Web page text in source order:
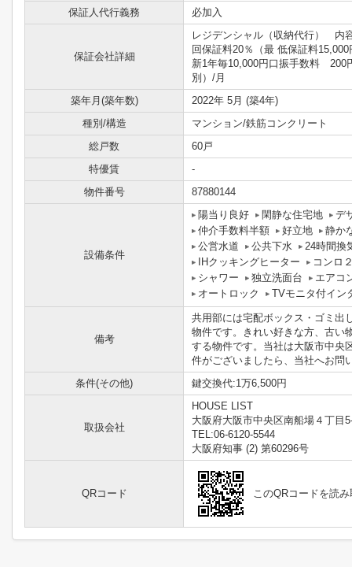
保証人代行義務 必加入
保証会社詳細
レジデンシャル（収納代行） 内
回保証料20％（最 低保証料15,000
新1年毎10,000円口振手数料 200
別）/月
築年月(築年数)
2022年 5月 (築4年)
種別/構造
マンション/鉄筋コンクリート
総戸数
60戸
特優賃
-
物件番号
87880144
設備条件
陽当り良好 閑静な住宅地
デ
仲介手数料半額
好立地
静か
公営水道
公共下水
24時間換
IHクッキングヒーター
コンロ
シャワー
独立洗面台
エアコ
オートロック
TVモニタ付イン
備考
共用部には宅配ボックス・ゴミ出
物件です。きれい好きな方、古い
する物件です。当社は大阪市中央
件がございましたら、当社へお問
条件(その他)
鍵交換代:1万6,500円
取扱会社
HOUSE LIST
大阪府大阪市中央区南船場４丁目
TEL:06-6120-5544
大阪府知事 (2) 第60296号
QRコード このQRコードを読